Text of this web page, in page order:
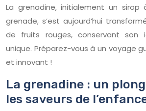
La grenadine, initialement un
grenade, s’est aujourd’hui
de fruits rouges, conservant son
unique. Préparez-vous à un voyage
et innovant !
La grenadine : un
les saveurs de